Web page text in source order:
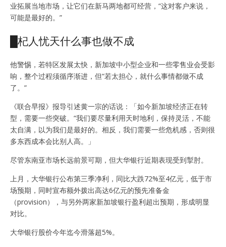
业拓展当地市场，让它们在新马两地都可经营，“这对客户来说，
可能是最好的。”
█杞人忧天什么事也做不成
他警惕，若特区发展太快，新加坡中小型企业和一些零售业会受影
响，整个过程须循序渐进，但“若太担心，就什么事情都做不成
了。”
《联合早报》报导引述黄一宗的话说：「如今新加坡经济正在转
型，需要一些突破。“我们要尽量利用天时地利，保持灵活，不能
太自满，以为我们是最好的。相反，我们需要一些危机感，否则很
多东西成本会比别人高。」
尽管东南亚市场长远前景可期，但大华银行近期表现受到掣肘。
上月，大华银行公布第三季净利，同比大跌72%至4亿元，低于市
场预期，同时宣布额外拨出高达6亿元的预先准备金
（provision），与另外两家新加坡银行盈利超出预期，形成明显
对比。
大华银行股价今年迄今滑落超5%。